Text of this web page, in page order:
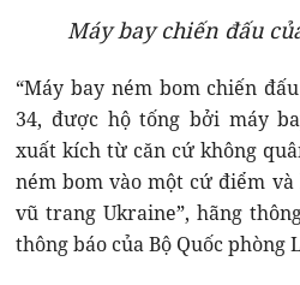
Máy bay chiến đấu
“Máy bay ném bom chiến
34, được hộ tống bởi máy
xuất kích từ căn cứ không
ném bom vào một cứ điểm
vũ trang Ukraine”, hãng
thông báo của Bộ Quốc phòng